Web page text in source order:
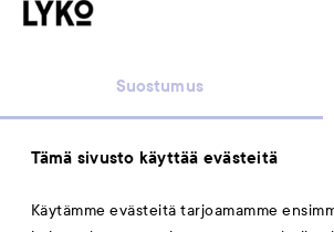
Suostumus
Tämä sivusto käyttää evästeitä
Käytämme evästeitä tarjoamamme